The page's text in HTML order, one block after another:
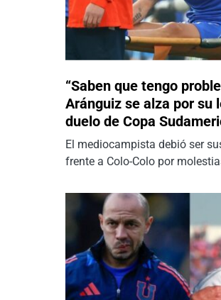
“Saben que tengo
Aránguiz se alza por su
duelo de Copa
El mediocampista debió ser
frente a Colo-Colo por